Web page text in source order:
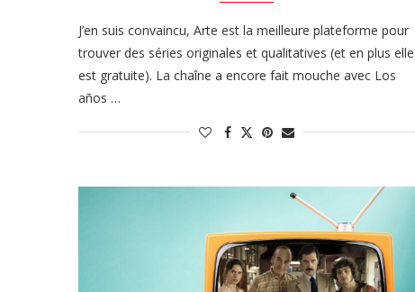
J’en suis convaincu, Arte est la meilleure plateforme pour
trouver des séries originales et qualitatives (et en plus elle
est gratuite). La chaîne a encore fait mouche avec Los
años …